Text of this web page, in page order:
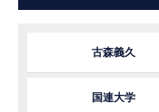
古森義久
国連大学